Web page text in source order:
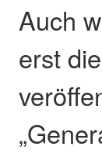
Auch
erst